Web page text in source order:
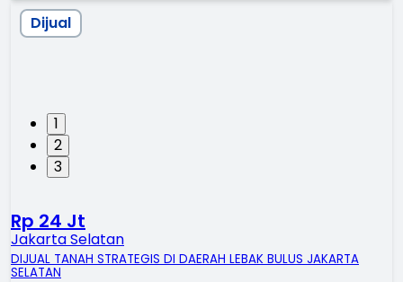
1
2
3
Dijual
Rp 24 Jt
Jakarta Selatan
DIJUAL TANAH STRATEGIS DI DAERAH LEBAK BULUS JAKARTA
SELATAN